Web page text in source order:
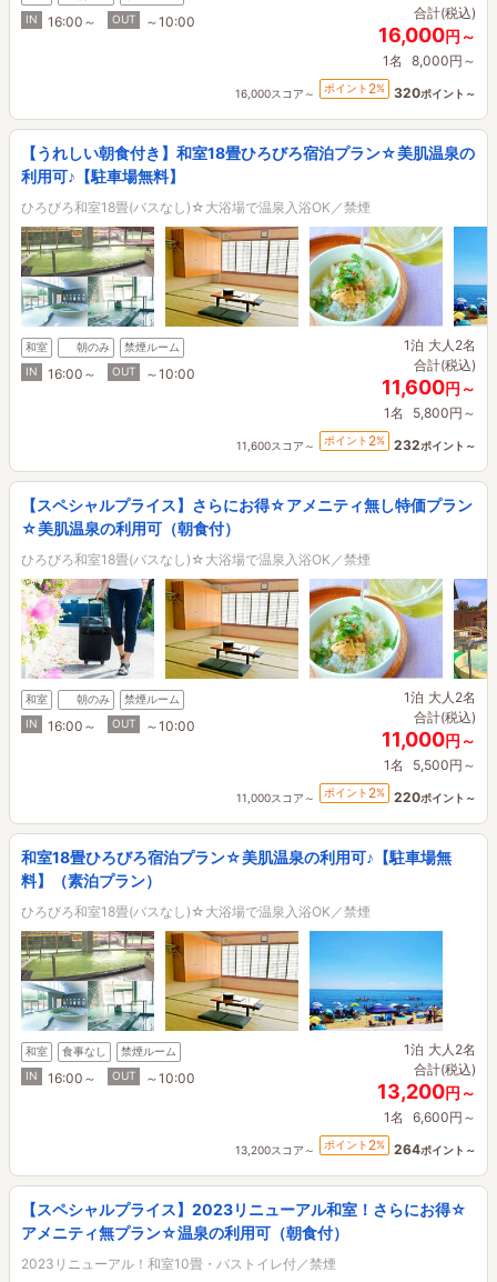
IN
16:00～ OUT ～10:00
合計(税込)
16,000円～
1名 8,000円～
16,000スコア～ ポイント 2% 320ポイント～
【うれしい朝食付き】和室18畳ひろびろ宿泊プラン☆美肌温泉の
利用可♪【駐車場無料】
ひろびろ和室18畳(バスなし)☆大浴場で温泉入浴OK／禁煙
和室 朝のみ
禁煙ルーム
IN
16:00～ OUT ～10:00
1泊 大人2名
合計(税込)
11,600円～
1名 5,800円～
11,600スコア～ ポイント 2% 232ポイント～
【スペシャルプライス】さらにお得☆アメニティ無し特価プラン
☆美肌温泉の利用可（朝食付）
ひろびろ和室18畳(バスなし)☆大浴場で温泉入浴OK／禁煙
和室 朝のみ
禁煙ルーム
IN
16:00～ OUT ～10:00
1泊 大人2名
合計(税込)
11,000円～
1名 5,500円～
11,000スコア～ ポイント 2% 220ポイント～
和室18畳ひろびろ宿泊プラン☆美肌温泉の利用可♪【駐車場無
料】（素泊プラン）
ひろびろ和室18畳(バスなし)☆大浴場で温泉入浴OK／禁煙
和室 食事なし
禁煙ルーム
IN
16:00～ OUT ～10:00
1泊 大人2名
合計(税込)
13,200円～
1名 6,600円～
13,200スコア～ ポイント 2% 264ポイント～
【スペシャルプライス】2023リニューアル和室！さらにお得☆
アメニティ無プラン☆温泉の利用可（朝食付）
2023リニューアル！和室10畳・バストイレ付／禁煙